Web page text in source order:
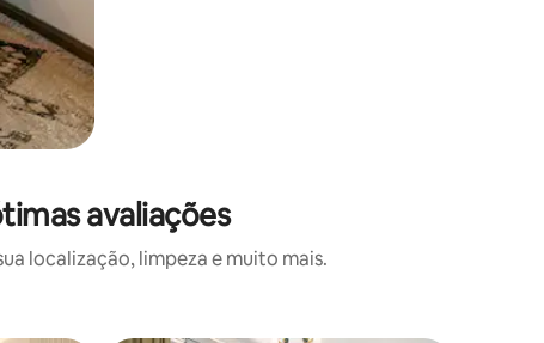
avaliações
localização, limpeza e muito mais.